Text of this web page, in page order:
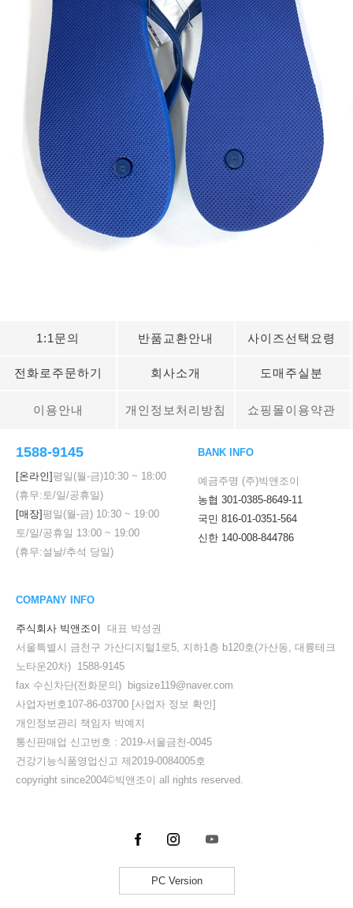
1:1문의 반품교환안내 사이즈선택요령
전화로주문하기 회사소개 도매주실분
이용안내 개인정보처리방침 쇼핑몰이용약관
1588-9145
[온라인]평일(월-금)10:30 ~ 18:00
(휴무:토/일/공휴일)
[매장]평일(월-금) 10:30 ~ 19:00
토/일/공휴일 13:00 ~ 19:00
(휴무:설날/추석 당일)
BANK INFO
예금주명 (주)빅앤조이
농협 301-0385-8649-11
국민 816-01-0351-564
신한 140-008-844786
COMPANY INFO
주식회사 빅앤조이
대표 박성권
서울특별시 금천구 가산디지털1로5, 지하1층 b120호(가산동, 대륭테크
노타운20차) 1588-9145
fax 수신차단(전화문의) bigsize119@naver.com
사업자번호107-86-03700 [사업자 정보 확인]
개인정보관리 책임자 박예지
통신판매업 신고번호 : 2019-서울금천-0045
건강기능식품영업신고 제2019-0084005호
copyright since2004©빅앤조이 all rights reserved.
PC Version